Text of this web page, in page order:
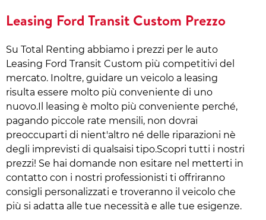
Leasing Ford Transit Custom Prezzo
Su Total Renting abbiamo i prezzi per le auto
Leasing Ford Transit Custom più competitivi del
mercato. Inoltre, guidare un veicolo a leasing
risulta essere molto più conveniente di uno
nuovo.Il leasing è molto più conveniente perché,
pagando piccole rate mensili, non dovrai
preoccuparti di nient'altro né delle riparazioni nè
degli imprevisti di qualsaisi tipo.Scopri tutti i nostri
prezzi! Se hai domande non esitare nel metterti in
contatto con i nostri professionisti ti offriranno
consigli personalizzati e troveranno il veicolo che
più si adatta alle tue necessità e alle tue esigenze.